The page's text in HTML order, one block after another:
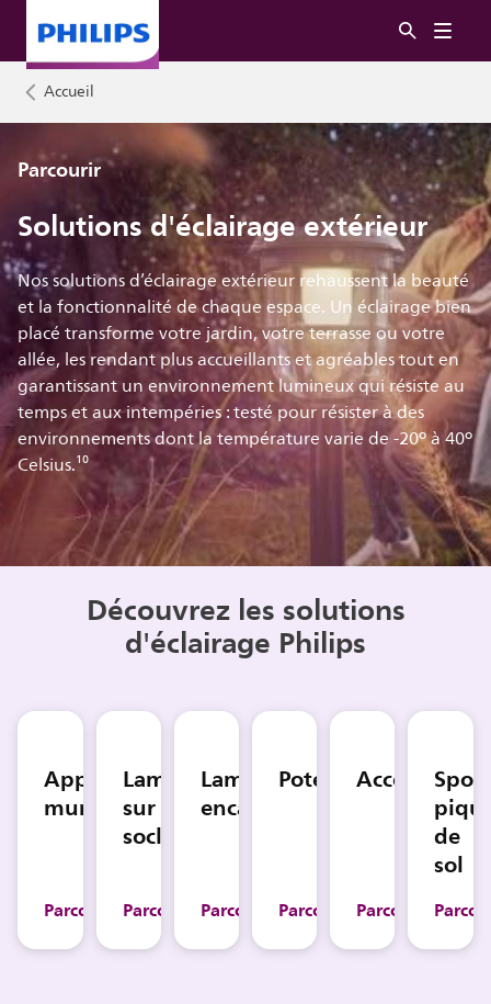
Accueil
Parcourir
Solutions d'éclairage extérieur
Nos solutions d’éclairage extérieur rehaussent la beauté
et la fonctionnalité de chaque espace. Un éclairage bien
placé transforme votre jardin, votre terrasse ou votre
allée, les rendant plus accueillants et agréables tout en
garantissant un environnement lumineux qui résiste au
temps et aux intempéries : testé pour résister à des
environnements dont la température varie de -20º à 40º
Celsius.¹⁰
Découvrez les solutions
d'éclairage Philips
Applique
murale
Parcourir
Lampes
sur
socle
Parcourir
Lampes
encastrées
Parcourir
Potelets
Parcourir
Accessoires
Parcourir
de
sol